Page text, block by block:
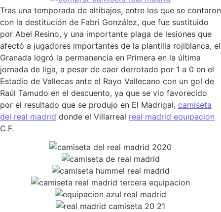
Tras una temporada de altibajos, entre los que se contaron
con la destitución de Fabri González, que fue sustituido
por Abel Resino, y una importante plaga de lesiones que
afectó a jugadores importantes de la plantilla rojiblanca, el
Granada logró la permanencia en Primera en la última
jornada de liga, a pesar de caer derrotado por 1 a 0 en el
Estadio de Vallecas ante el Rayo Vallecano con un gol de
Raúl Tamudo en el descuento, ya que se vio favorecido
por el resultado que se produjo en El Madrigal, camiseta
del real madrid donde el Villarreal real madrid equipacion
C.F.